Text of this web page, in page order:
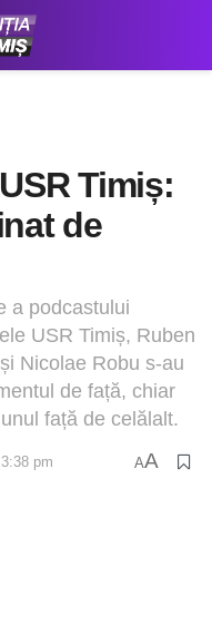
Timiș:
de
a podcastului
USR Timiș, Ruben
Nicolae Robu s-au
de față, chiar
față de celălalt.
pm AA